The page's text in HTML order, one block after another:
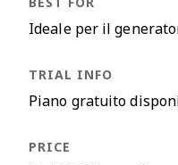
Ideale per il
Piano gratuito